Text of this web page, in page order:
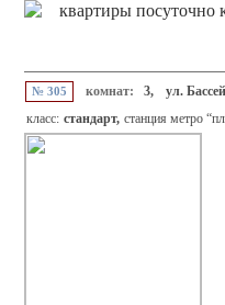
№ 305 комнат: 3,
ул.
класс: стандарт, станция метро